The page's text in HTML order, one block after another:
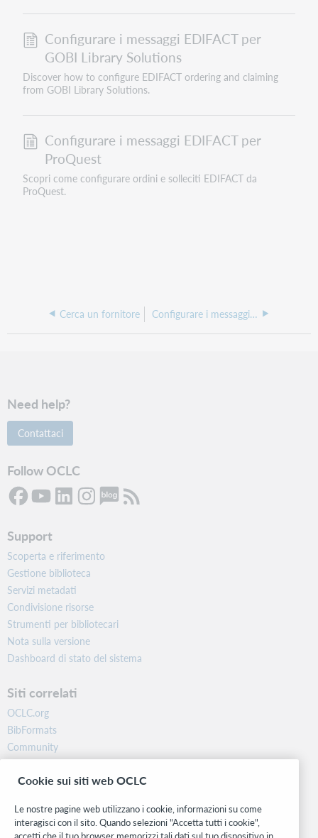
Configurare i messaggi EDIFACT per
GOBI Library Solutions
Discover how to configure EDIFACT ordering and claiming
from GOBI Library Solutions.
Configurare i messaggi EDIFACT per
ProQuest
Scopri come configurare ordini e solleciti EDIFACT da
ProQuest.
Cerca un fornitore Configurare i messaggi EDIFACT per EBSCO
Need help?
Contattaci
Follow OCLC
Support
Scoperta e riferimento
Gestione biblioteca
Servizi metadati
Condivisione risorse
Strumenti per bibliotecari
Nota sulla versione
Dashboard di stato del sistema
Siti correlati
OCLC.org
BibFormats
Community
Ricerca
WebJunction
Stay in the know.
Cookie sui siti web OCLC
Le nostre pagine web utilizzano i cookie, informazioni su come
interagisci con il sito. Quando selezioni "Accetta tutti i cookie",